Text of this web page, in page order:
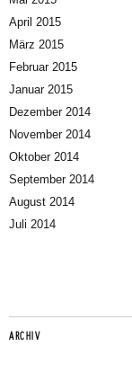
April 2015
März 2015
Februar 2015
Januar 2015
Dezember 2014
November 2014
Oktober 2014
September 2014
August 2014
Juli 2014
ARCHIV